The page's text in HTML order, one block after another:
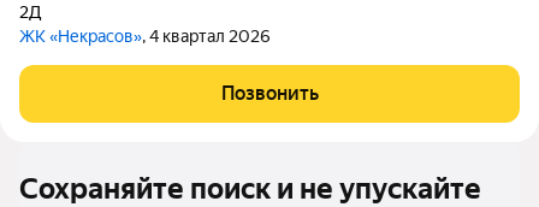
2Д
ЖК «Некрасов», 4 квартал 2026
Позвонить
Сохраняйте поиск и не упускайте